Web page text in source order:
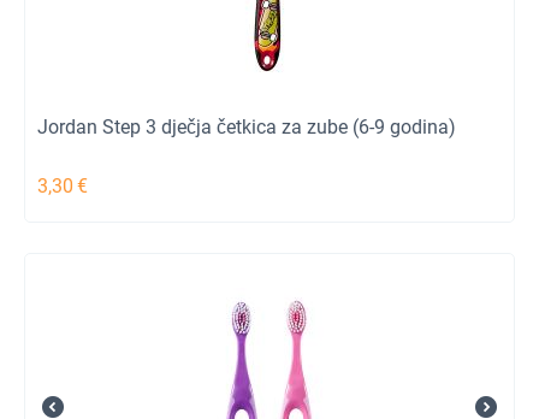
Jordan Step 3 dječja četkica za zube (6-9 godina)
3,30 €